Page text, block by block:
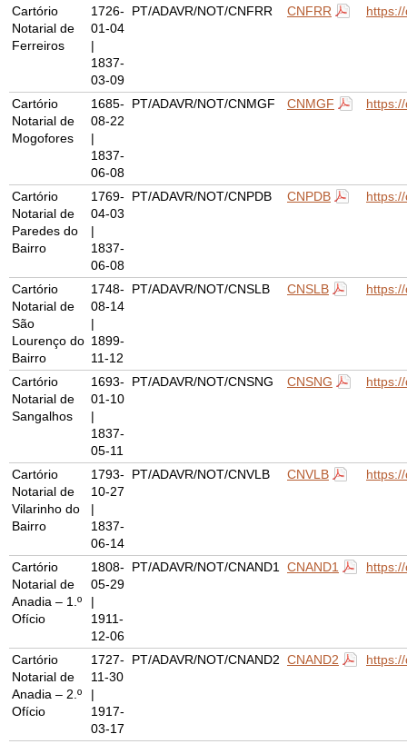
Cartório
Notarial de
Ferreiros
1726-
01-04
|
1837-
03-09
PT/ADAVR/NOT/CNFRR CNFRR
Cartório
Notarial de
Mogofores
1685-
08-22
|
1837-
06-08
PT/ADAVR/NOT/CNMGF CNMGF
Cartório
Notarial de
Paredes do
Bairro
1769-
04-03
|
1837-
06-08
PT/ADAVR/NOT/CNPDB CNPDB
Cartório
Notarial de
São
Lourenço do
Bairro
1748-
08-14
|
1899-
11-12
PT/ADAVR/NOT/CNSLB CNSLB
Cartório
Notarial de
Sangalhos
1693-
01-10
|
1837-
05-11
PT/ADAVR/NOT/CNSNG CNSNG
Cartório
Notarial de
Vilarinho do
Bairro
1793-
10-27
|
1837-
06-14
PT/ADAVR/NOT/CNVLB CNVLB
Cartório
Notarial de
Anadia – 1.º
Ofício
1808-
05-29
|
1911-
12-06
PT/ADAVR/NOT/CNAND1 CNAND1
Cartório
Notarial de
Anadia – 2.º
Ofício
1727-
11-30
|
1917-
03-17
PT/ADAVR/NOT/CNAND2 CNAND2